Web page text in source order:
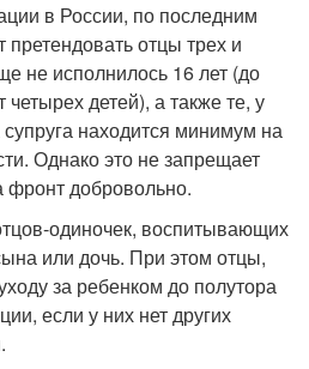
в России, по последним
отцы трех и
не исполнилось 16 лет (до
детей), а также те, у
супруга находится минимум на
Однако это не запрещает
добровольно.
одиночек, воспитывающих
или дочь. При этом отцы,
за ребенком до полутора
если у них нет других